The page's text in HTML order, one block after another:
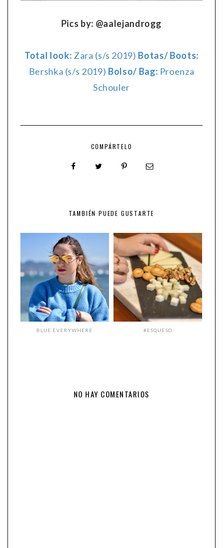
Pics by: @aalejandrogg
Total look: Zara (s/s 2019) Botas/ Boots:
Bershka (s/s 2019) Bolso/ Bag: Proenza
Schouler
COMPÁRTELO
TAMBIÉN PUEDE GUSTARTE
BLUE EVERYWHERE #ESQUESO
NO HAY COMENTARIOS